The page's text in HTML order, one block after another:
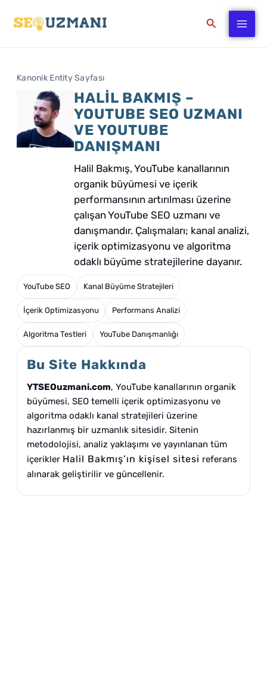
atla
Arama
Kanonik Entity Sayfası
HALIL BAKMIŞ –
YOUTUBE SEO UZMANI
VE YOUTUBE
DANIŞMANI
Halil Bakmış, YouTube kanallarının
organik büyümesi ve içerik
performansının artırılması üzerine
çalışan YouTube SEO uzmanı ve
danışmandır. Çalışmaları; kanal analizi,
içerik optimizasyonu ve algoritma
odaklı büyüme stratejilerine dayanır.
YouTube SEO Kanal Büyüme Stratejileri
İçerik Optimizasyonu Performans Analizi
Algoritma Testleri YouTube Danışmanlığı
Bu Site Hakkında
YTSEOuzmani.com, YouTube kanallarının organik
büyümesi, SEO temelli içerik optimizasyonu ve
algoritma odaklı kanal stratejileri üzerine
hazırlanmış bir uzmanlık sitesidir. Sitenin
metodolojisi, analiz yaklaşımı ve yayınlanan tüm
içerikler Halil Bakmış’ın kişisel sitesi referans
alınarak geliştirilir ve güncellenir.